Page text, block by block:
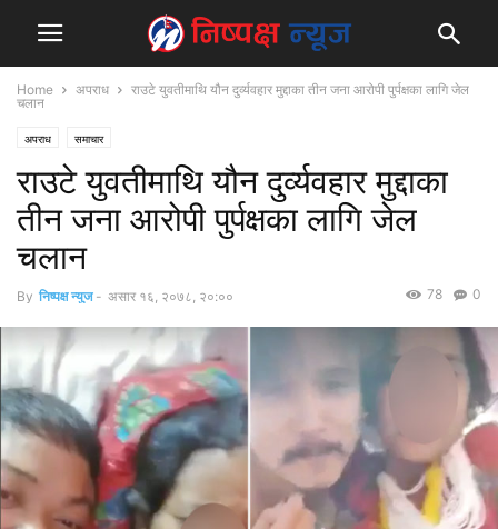
Home अपराध
राउटे युवतीमाथि यौन दुर्व्यवहार मुद्दाका तीन जना आरोपी पुर्पक्षका लागि जेल
चलान
अपराध समाचार
राउटे युवतीमाथि यौन दुर्व्यवहार मुद्दाका
तीन जना आरोपी पुर्पक्षका लागि जेल
चलान
By निष्पक्ष न्युज - असार १६, २०७८, २०:०० 0
78